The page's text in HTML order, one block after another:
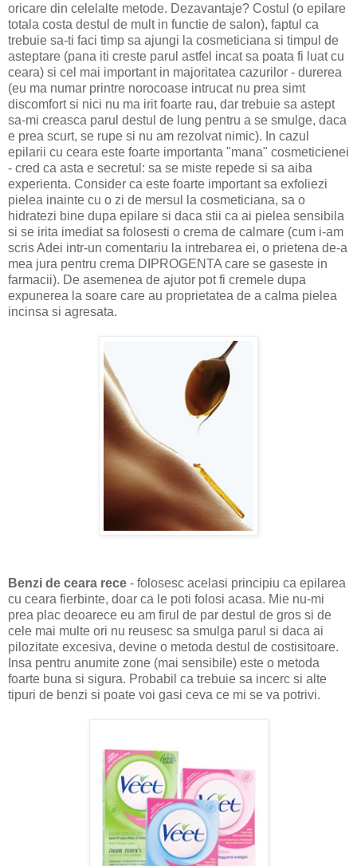
oricare din celelalte metode. Dezavantaje? Costul (o epilare
totala costa destul de mult in functie de salon), faptul ca
trebuie sa-ti faci timp sa ajungi la cosmeticiana si timpul de
asteptare (pana iti creste parul astfel incat sa poata fi luat cu
ceara) si cel mai important in majoritatea cazurilor - durerea
(eu ma numar printre norocoase intrucat nu prea simt
discomfort si nici nu ma irit foarte rau, dar trebuie sa astept
sa-mi creasca parul destul de lung pentru a se smulge, daca
e prea scurt, se rupe si nu am rezolvat nimic). In cazul
epilarii cu ceara este foarte importanta "mana" cosmeticienei
- cred ca asta e secretul: sa se miste repede si sa aiba
experienta. Consider ca este foarte important sa exfoliezi
pielea inainte cu o zi de mersul la cosmeticiana, sa o
hidratezi bine dupa epilare si daca stii ca ai pielea sensibila
si se irita imediat sa folosesti o crema de calmare (cum i-am
scris Adei intr-un comentariu la intrebarea ei, o prietena de-a
mea jura pentru crema DIPROGENTA care se gaseste in
farmacii). De asemenea de ajutor pot fi cremele dupa
expunerea la soare care au proprietatea de a calma pielea
incinsa si agresata.
Benzi de ceara rece - folosesc acelasi principiu ca epilarea
cu ceara fierbinte, doar ca le poti folosi acasa. Mie nu-mi
prea plac deoarece eu am firul de par destul de gros si de
cele mai multe ori nu reusesc sa smulga parul si daca ai
pilozitate excesiva, devine o metoda destul de costisitoare.
Insa pentru anumite zone (mai sensibile) este o metoda
foarte buna si sigura. Probabil ca trebuie sa incerc si alte
tipuri de benzi si poate voi gasi ceva ce mi se va potrivi.